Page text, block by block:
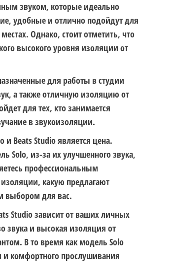
звуком, которые идеально
удобные и отлично подойдут для
Однако, стоит отметить, что
высокого уровня изоляции от
для работы в студии
а также отличную изоляцию от
для тех, кто занимается
в звукоизоляции.
Beats Studio является цена.
Solo, из-за их улучшенного звука,
профессиональным
какую предлагают
выбором для вас.
Studio зависит от ваших личных
звука и высокая изоляция от
В то время как модель Solo
и комфортного прослушивания